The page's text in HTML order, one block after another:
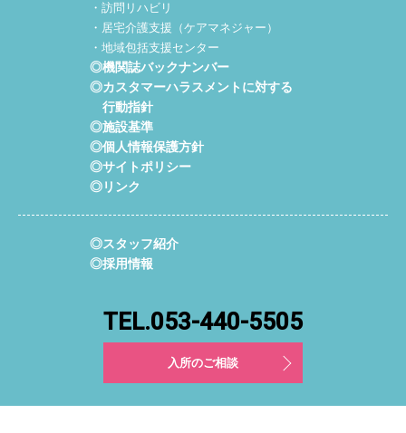
・訪問リハビリ
・居宅介護支援（ケアマネジャー）
・地域包括支援センター
◎機関誌バックナンバー
◎カスタマーハラスメントに対する
行動指針
◎施設基準
◎個人情報保護方針
◎サイトポリシー
◎リンク
◎スタッフ紹介
◎採用情報
TEL.053-440-5505
入所のご相談